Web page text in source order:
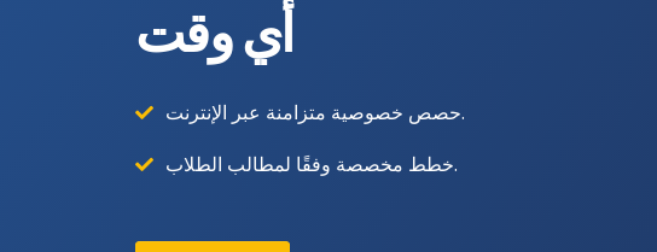
أي وقت
حصص خصوصية متزامنة عبر الإنترنت.
خطط مخصصة وفقًا لمطالب الطلاب.